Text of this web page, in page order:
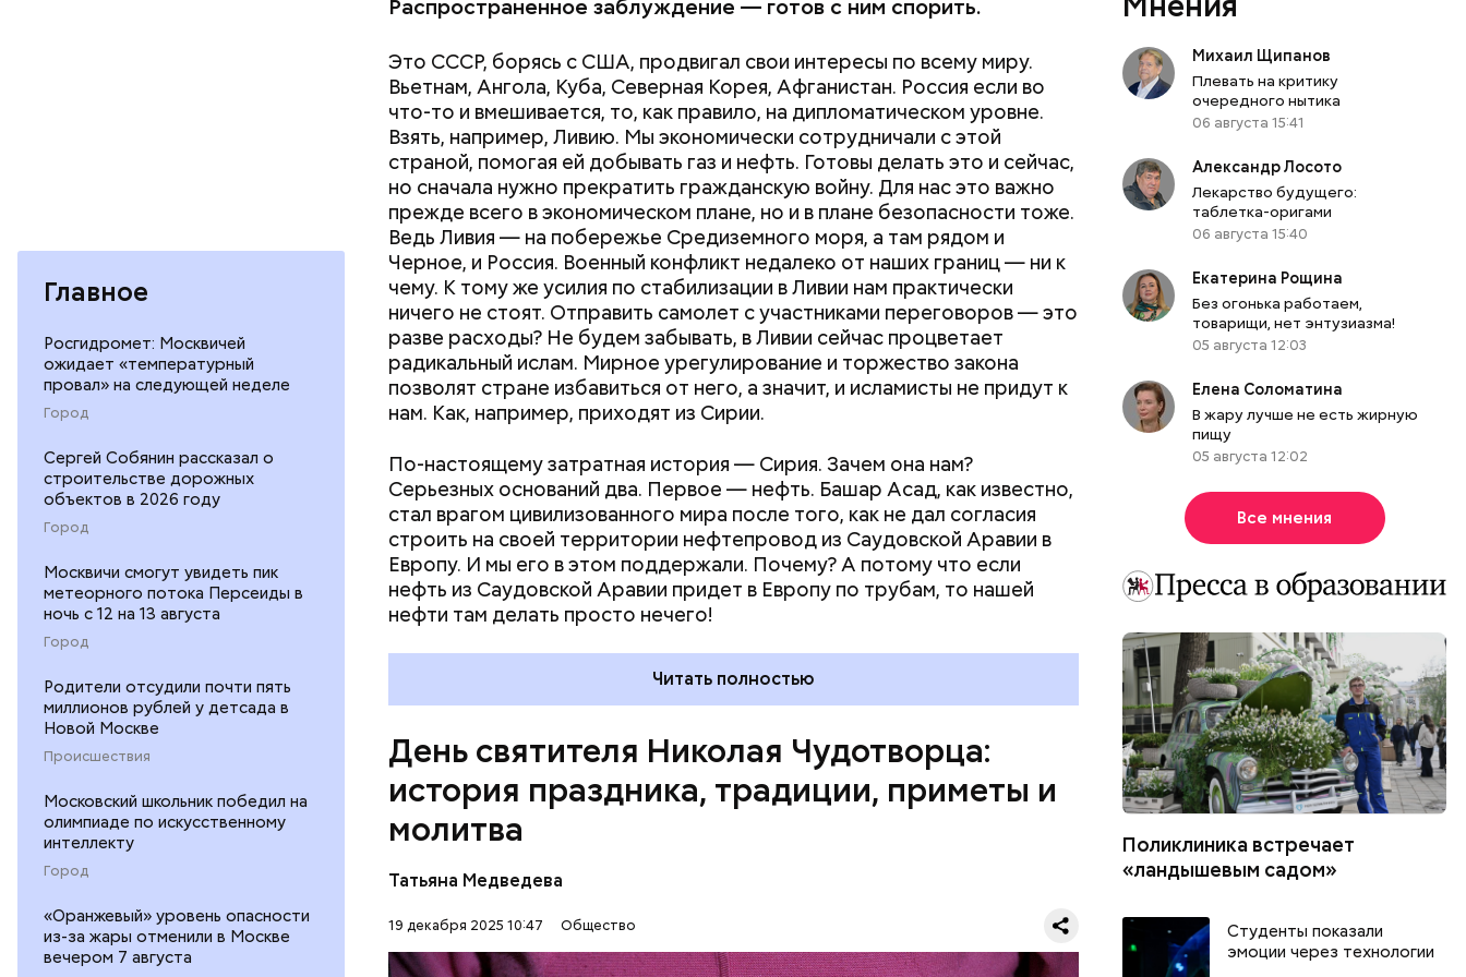
Главное
Росгидромет: Москвичей
ожидает «температурный
провал» на следующей неделе
Город
Сергей Собянин рассказал о
строительстве дорожных
объектов в 2026 году
Город
Москвичи смогут увидеть пик
метеорного потока Персеиды в
ночь с 12 на 13 августа
Город
Родители отсудили почти пять
миллионов рублей у детсада в
Новой Москве
Происшествия
Московский школьник победил на
олимпиаде по искусственному
интеллекту
Город
«Оранжевый» уровень опасности
из-за жары отменили в Москве
вечером 7 августа
Распространенное заблуждение — готов с ним спорить.
Это СССР, борясь с США, продвигал свои интересы по всему миру.
Вьетнам, Ангола, Куба, Северная Корея, Афганистан. Россия если во
что-то и вмешивается, то, как правило, на дипломатическом уровне.
Взять, например, Ливию. Мы экономически сотрудничали с этой
страной, помогая ей добывать газ и нефть. Готовы делать это и сейчас,
но сначала нужно прекратить гражданскую войну. Для нас это важно
прежде всего в экономическом плане, но и в плане безопасности тоже.
Ведь Ливия — на побережье Средиземного моря, а там рядом и
Черное, и Россия. Военный конфликт недалеко от наших границ — ни к
чему. К тому же усилия по стабилизации в Ливии нам практически
ничего не стоят. Отправить самолет с участниками переговоров — это
разве расходы? Не будем забывать, в Ливии сейчас процветает
радикальный ислам. Мирное урегулирование и торжество закона
позволят стране избавиться от него, а значит, и исламисты не придут к
нам. Как, например, приходят из Сирии.
По-настоящему затратная история — Сирия. Зачем она нам?
Серьезных оснований два. Первое — нефть. Башар Асад, как известно,
стал врагом цивилизованного мира после того, как не дал согласия
строить на своей территории нефтепровод из Саудовской Аравии в
Европу. И мы его в этом поддержали. Почему? А потому что если
нефть из Саудовской Аравии придет в Европу по трубам, то нашей
нефти там делать просто нечего!
нефть возят в Европу танкерами, мы с саудитами успешно
конкурируем. Если начнут гнать напрямую — понесем колоссальные
убытки, ведь огромная часть нашей экономики — сырьевая. Поэтому
нам в Сирии нужен Башар Асад. Он отстаивает наши интересы, а мы —
его. Вторая и главная причина нашего военного участия в сирийском
конфликте — ИГИЛ (организация, запрещенная на территории РФ —
прим. «ВМ»). Если с ИГИЛ не бороться всеми доступными способами,
то завтра эти бандиты будут в странах Центральной Азии и, что еще
страшнее, на Северном Кавказе.
Читать полностью
День святителя Николая Чудотворца:
история праздника, традиции, приметы и
молитва
Татьяна Медведева
19 декабря 2025 10:47 Общество
Перенесемся в III век в Малую Азию. В ту эпоху жизнь христиан была
очень трудной. Они жили в постоянной опасности быть подвергнутыми
мучительным пыткам и даже смерти от рук язычников.
Как рассказывает Житие, преподобный родился в городке Патаре. С
детства Николай проникся христианской религией и рано принял
решение посвятить свою жизнь Богу. Целыми днями отрок проводил в
храме, а по вечерам молился и читал книги. Его дядя, епископ Николай
Патарский, видя такое усердие, сделал юношу чтецом, а затем и
возвел в сан священника. Все богатства, полученные в наследство от
родителей, Николай отдал на дела милосердия. Со временем Николай
стал епископом в городе Мире. Он был страстным проповедником
христианства. Ему также приписывают разрушение нескольких
языческих храмов и чудеса, творимые силой молитвы. Этот человек
лучше любого врача исцелял больных, обреченных на смерть, и даже
воскрешал мертвых.
ПРАВОСЛАВИЕ ПРАЗДНИКИ
ЦЕРКОВЬ
Михаил Щипанов
Плевать на критику
очередного нытика
06 августа 15:41
Александр Лосото
Лекарство будущего:
таблетка-оригами
06 августа 15:40
Екатерина Рощина
Без огонька работаем,
товарищи, нет энтузиазма!
05 августа 12:03
Елена Соломатина
В жару лучше не есть жирную
пищу
05 августа 12:02
Все мнения
Поликлиника встречает
«ландышевым садом»
Студенты показали
эмоции через технологии